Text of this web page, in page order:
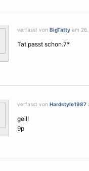
verfasst von BigTatty am
Tat passt schon.7*
verfasst von Hardstyle1987
geil!
9p